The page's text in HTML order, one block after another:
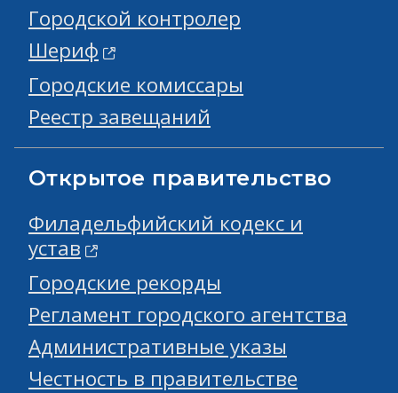
Городской контролер
Шериф
Городские комиссары
Реестр завещаний
Открытое правительство
Филадельфийский кодекс и
устав
Городские рекорды
Регламент городского агентства
Административные указы
Честность в правительстве